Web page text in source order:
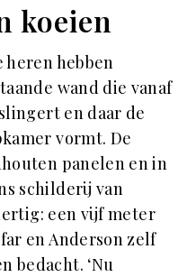
koeien
heren hebben
wand die vanaf
en daar de
vormt. De
panelen en in
schilderij van
een vijf meter
en Anderson zelf
bedacht. ‘Nu